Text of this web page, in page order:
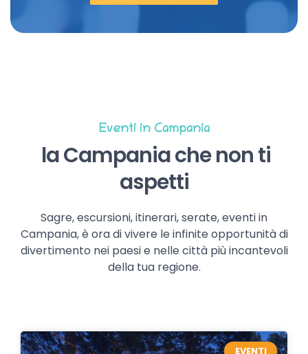
Eventi in Campania
la Campania che non ti
aspetti
Sagre, escursioni, itinerari, serate, eventi in
Campania, è ora di vivere le infinite opportunità di
divertimento nei paesi e nelle città più incantevoli
della tua regione.
EVENTI